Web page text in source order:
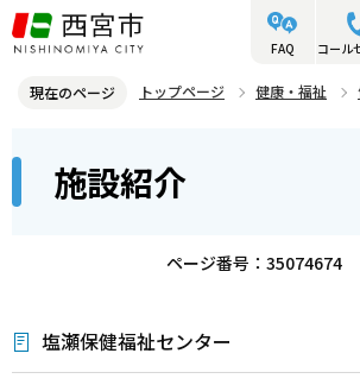
こ
の
ジ
先
FAQ コール
現在のページ トップページ 健康・福祉
こ
施設紹介
ページ番号：35074674
塩瀬保健福祉センター